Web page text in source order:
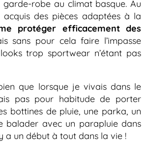
robe au climat basque. Au
acquis des pièces adaptées à la
protéger efficacement des
sans pour cela faire l’impasse
trop sportwear n’étant pas
que lorsque je vivais dans le
pas pour habitude de porter
bottines de pluie, une parka, un
balader avec un parapluie dans
a un début à tout dans la vie !